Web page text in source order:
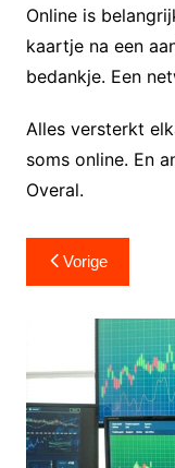
Online is
kaartje na een
bedankje. Een
Alles versterkt
soms online. En
Overal.
Vorige